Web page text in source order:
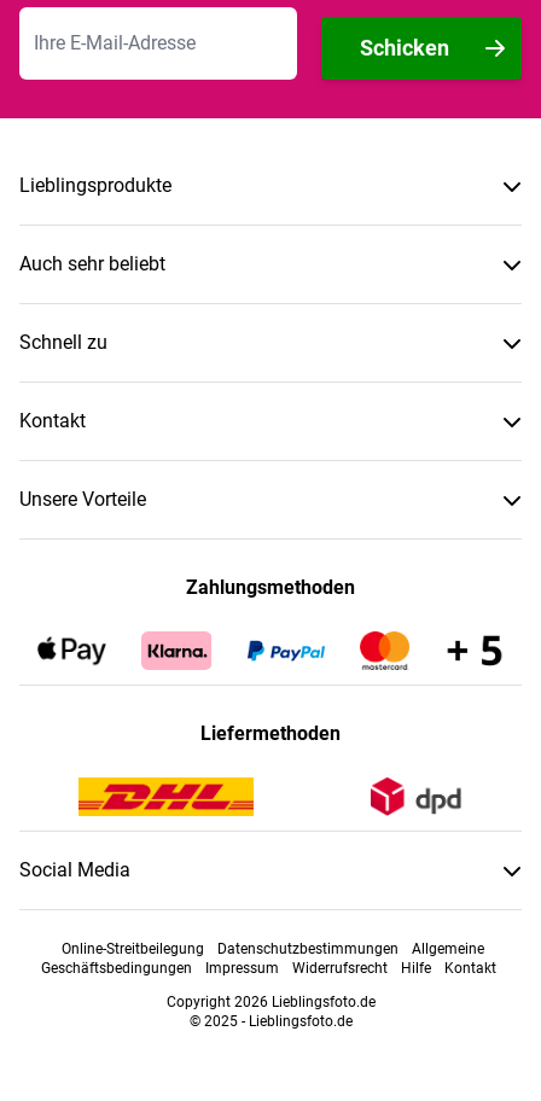
E-Mailadresse
Schicken
Lieblingsprodukte
Auch sehr beliebt
Schnell zu
Kontakt
Unsere Vorteile
Zahlungsmethoden
Liefermethoden
Social Media
Online-Streitbeilegung Datenschutzbestimmungen
Allgemeine
Geschäftsbedingungen
Impressum Widerrufsrecht Hilfe
Kontakt
Copyright 2026 Lieblingsfoto.de
© 2025 - Lieblingsfoto.de